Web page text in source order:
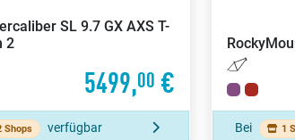
SL 9.7 GX AXS T-
2
5499,00 €
Shops verfügbar Bei 1